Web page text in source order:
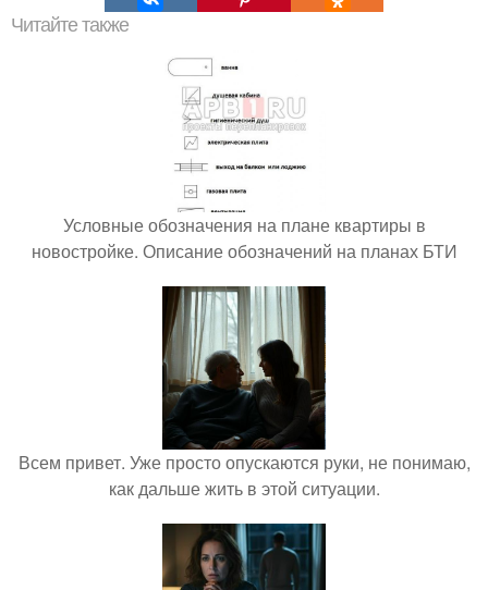
Читайте также
Условные обозначения на плане квартиры в
новостройке. Описание обозначений на планах БТИ
Всем привет. Уже просто опускаются руки, не понимаю,
как дальше жить в этой ситуации.